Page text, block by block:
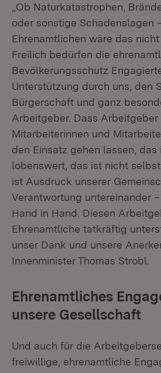
„Ob Naturkatastrophen,
oder sonstige Schadenslagen
Ehrenamtlichen wäre das
Freilich bedürfen die
Bevölkerungsschutz
Unterstützung durch uns, den
Bürgerschaft und ganz
Arbeitgeber. Dass Arbeitgeber
Mitarbeiterinnen und
den Einsatz gehen lassen, das
lobenswert, das ist nicht
ist Ausdruck unserer
Verantwortung untereinander
Hand in Hand. Diesen
Ehrenamtliche tatkräftig
unser Dank und unsere
Innenminister Thomas Strobl.
Ehrenamtliches
unsere Gesellschaft
Und auch für die
freiwillige, ehrenamtliche